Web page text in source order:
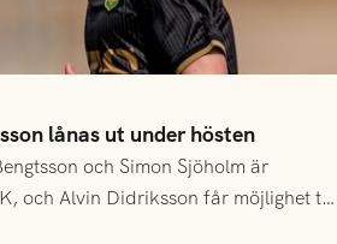
lånas ut under hösten
och Simon Sjöholm är
och Alvin Didriksson får möjlighet till
föreningssamarbete.